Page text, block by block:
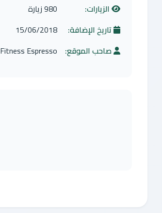
الزيارات:
980 زيارة
تاريخ الإضافة:
15/06/2018
صاحب الموقع: Fitness Espresso